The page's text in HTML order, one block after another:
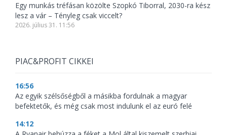
Egy munkás tréfásan közölte Szopkó Tiborral, 2030-ra kész
lesz a vár – Tényleg csak viccelt?
2026. július 31. 11:56
PIAC&PROFIT CIKKEI
16:56
Az egyik szélsőségből a másikba fordulnak a magyar
befektetők, és még csak most indulunk el az euró felé
14:12